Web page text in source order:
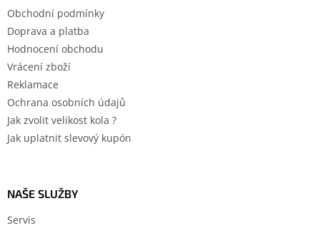
Obchodní podmínky
Doprava a platba
Hodnocení obchodu
Vrácení zboží
Reklamace
Ochrana osobních údajů
Jak zvolit velikost kola ?
Jak uplatnit slevový kupón
NAŠE SLUŽBY
Servis